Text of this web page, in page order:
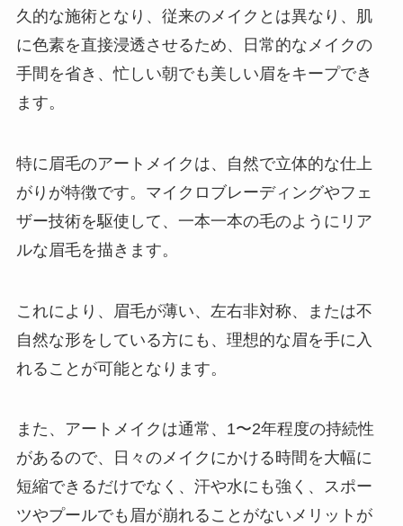
久的な施術となり、従来のメイクとは異なり、肌
に色素を直接浸透させるため、日常的なメイクの
手間を省き、忙しい朝でも美しい眉をキープでき
ます。
特に眉毛のアートメイクは、自然で立体的な仕上
がりが特徴です。マイクロブレーディングやフェ
ザー技術を駆使して、一本一本の毛のようにリア
ルな眉毛を描きます。
これにより、眉毛が薄い、左右非対称、または不
自然な形をしている方にも、理想的な眉を手に入
れることが可能となります。
また、アートメイクは通常、1〜2年程度の持続性
があるので、日々のメイクにかける時間を大幅に
短縮できるだけでなく、汗や水にも強く、スポー
ツやプールでも眉が崩れることがないメリットが